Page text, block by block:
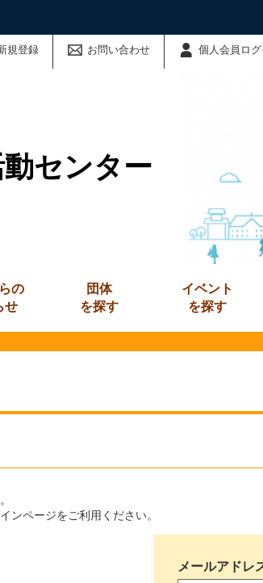
規登録 お問い合わせ 個人会員ログ
センター
の
せ
団体
を探す
イベント
を探す
ンページをご利用ください。
メールアドレ